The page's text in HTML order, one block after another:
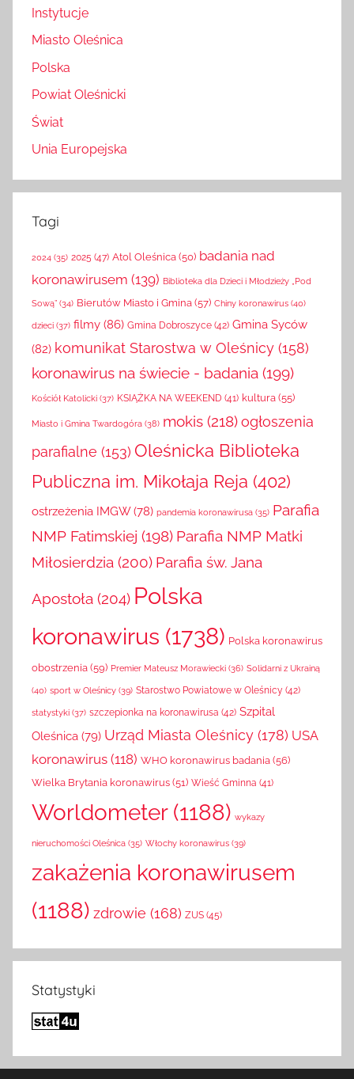
Instytucje
Miasto Oleśnica
Polska
Powiat Oleśnicki
Świat
Unia Europejska
Tagi
2024 (35) 2025 (47) Atol Oleśnica (50) badania nad
koronawirusem (139) Biblioteka dla Dzieci i Młodzieży „Pod
Sową” (34) Bierutów Miasto i Gmina (57) Chiny koronawirus (40)
dzieci (37) filmy (86) Gmina Dobroszyce (42) Gmina Syców
(82) komunikat Starostwa w Oleśnicy (158)
koronawirus na świecie - badania (199)
Kościół Katolicki (37) KSIĄŻKA NA WEEKEND (41) kultura (55)
Miasto i Gmina Twardogóra (38) mokis (218)ogłoszenia
parafialne (153) Oleśnicka Biblioteka
Publiczna im. Mikołaja Reja (402)
ostrzeżenia IMGW (78) pandemia koronawirusa (35) Parafia
NMP Fatimskiej (198) Parafia NMP Matki
Miłosierdzia (200) Parafia św. Jana
Apostoła (204) Polska
koronawirus (1738) Polska koronawirus
obostrzenia(59) Premier Mateusz Morawiecki (36) Solidarni z Ukrainą
(40) sport w Oleśnicy (39) Starostwo Powiatowe w Oleśnicy (42)
statystyki (37) szczepionka na koronawirusa (42) Szpital
Oleśnica (79) Urząd Miasta Oleśnicy (178) USA
koronawirus (118) WHO koronawirus badania (56)
Wielka Brytania koronawirus (51) Wieść Gminna (41)
Worldometer(1188) wykazy
nieruchomości Oleśnica (35) Włochy koronawirus (39)
zakażenia koronawirusem
(1188) zdrowie (168) ZUS (45)
Statystyki